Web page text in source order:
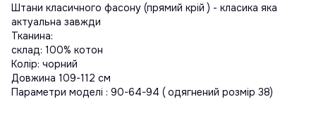
Штани класичного фасону (прямий крій ) - класика яка
актуальна завжди
Тканина:
склад: 100% котон
Колір: чорний
Довжина 109-112 см
Параметри моделі : 90-64-94 ( одягнений розмір 38)